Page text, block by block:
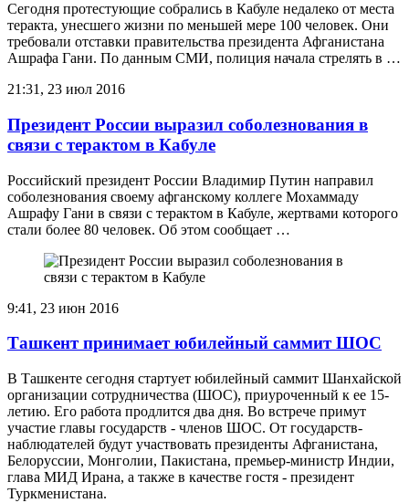
Сегодня протестующие собрались в Кабуле недалеко от места
теракта, унесшего жизни по меньшей мере 100 человек. Они
требовали отставки правительства президента Афганистана
Ашрафа Гани. По данным СМИ, полиция начала стрелять в …
21:31, 23 июл 2016
Президент России выразил соболезнования в
связи с терактом в Кабуле
Российский президент России Владимир Путин направил
соболезнования своему афганскому коллеге Мохаммаду
Ашрафу Гани в связи с терактом в Кабуле, жертвами которого
стали более 80 человек. Об этом сообщает …
9:41, 23 июн 2016
Ташкент принимает юбилейный саммит ШОС
В Ташкенте сегодня стартует юбилейный саммит Шанхайской
организации сотрудничества (ШОС), приуроченный к ее 15-
летию. Его работа продлится два дня. Во встрече примут
участие главы государств - членов ШОС. От государств-
наблюдателей будут участвовать президенты Афганистана,
Белоруссии, Монголии, Пакистана, премьер-министр Индии,
глава МИД Ирана, а также в качестве гостя - президент
Туркменистана.